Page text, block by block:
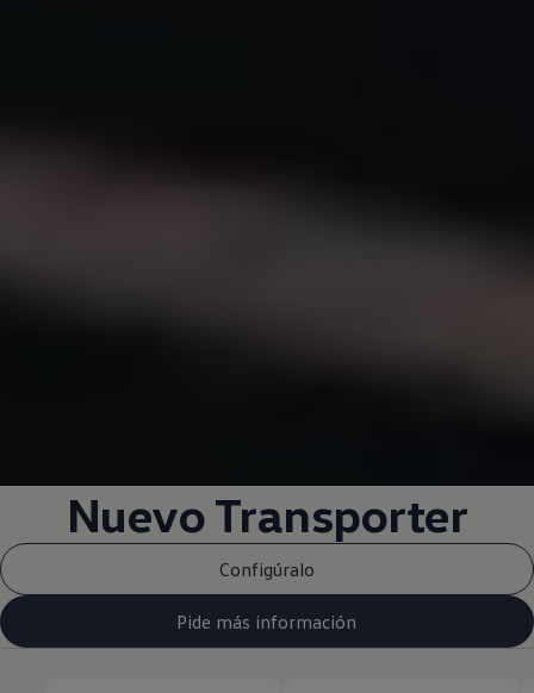
NuevoTransporter
Configúralo
Pide más información